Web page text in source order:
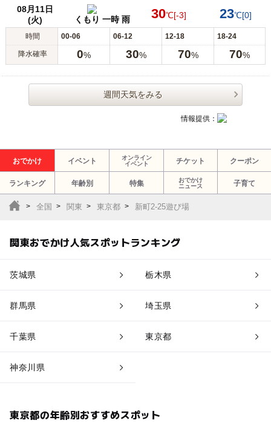
08月11日
(火)
くもり 一時 雨 30℃[-3] 23℃[0]
時間 00-06 06-12 12-18 18-24
降水確率 0% 30% 70% 70%
週間天気をみる
情報提供：
おでかけ イベント
オンライン
イベント
チケット クーポン
ランキング 年齢別 特集
おでかけ
ニュース
子育て
全国 関東 東京都 新町2-25遊び場
関東おでかけ人気スポットランキング
茨城県 栃木県
群馬県 埼玉県
千葉県 東京都
神奈川県
東京都の年齢別おすすめスポット